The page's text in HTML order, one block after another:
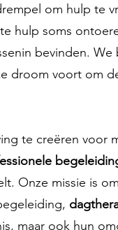
om hulp te
hulp soms
bevinden.
droom voort om
te creëren voor
Onze missie is
maar ook hun